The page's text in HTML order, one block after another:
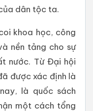
dân tộc ta.
khoa học, công
nền tảng cho sự
nước. Từ Đại hội
được xác định là
là quốc sách
một cách tổng